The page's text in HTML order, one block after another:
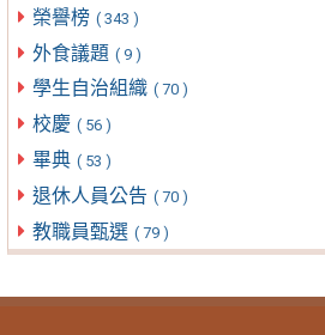
榮譽榜 ( 343 )
外食議題 ( 9 )
學生自治組織 ( 70 )
校慶 ( 56 )
畢典 ( 53 )
退休人員公告 ( 70 )
教職員甄選 ( 79 )